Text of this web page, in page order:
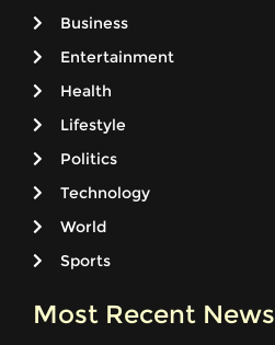
Business
Entertainment
Health
Lifestyle
Politics
Technology
World
Sports
Most Recent News